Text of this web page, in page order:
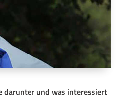
darunter und was interessiert